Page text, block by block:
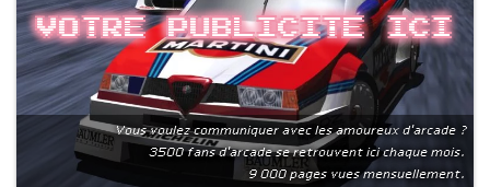
Votre publicite ici
Vous voulez communiquer avec les amoureux d'arcade ?
3500 fans d'arcade se retrouvent ici chaque mois.
9 000 pages vues mensuellement.